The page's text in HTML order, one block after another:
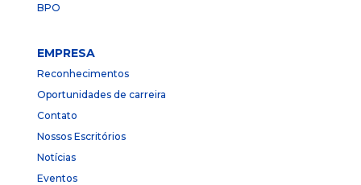
BPO
EMPRESA
Reconhecimentos
Oportunidades de carreira
Contato
Nossos Escritórios
Notícias
Eventos